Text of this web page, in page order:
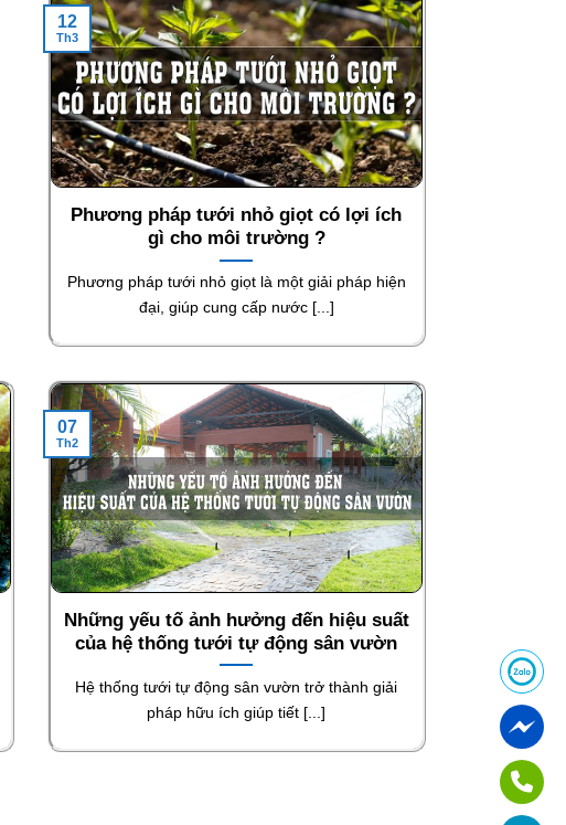
Phương pháp tưới nhỏ giọt có lợi ích
gì cho môi trường ?
Phương pháp tưới nhỏ giọt là một giải pháp hiện
đại, giúp cung cấp nước [...]
12
Th3
Những yếu tố ảnh hưởng đến hiệu suất
của hệ thống tưới tự động sân vườn
Hệ thống tưới tự động sân vườn trở thành giải
pháp hữu ích giúp tiết [...]
07
Th2